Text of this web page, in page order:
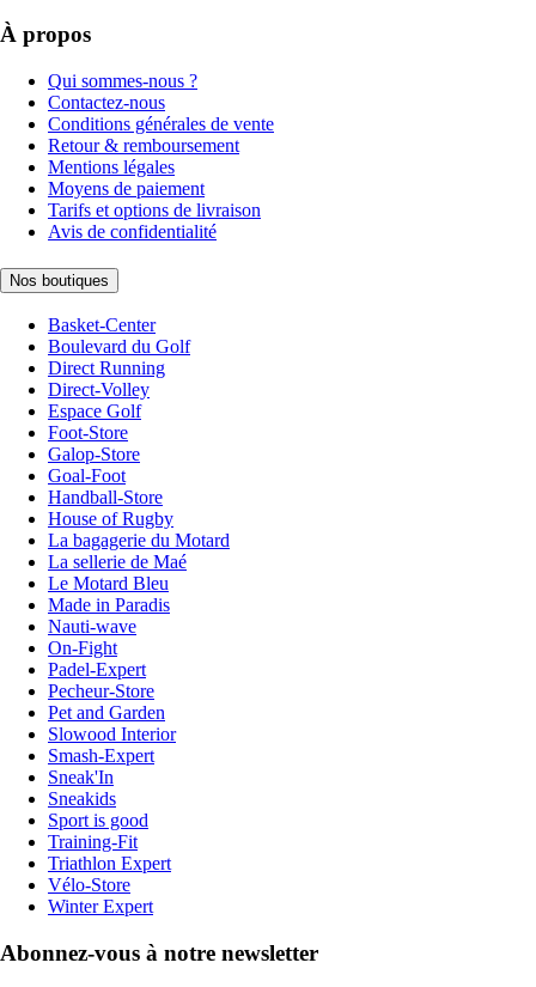
À propos
Qui sommes-nous ?
Contactez-nous
Conditions générales de vente
Retour & remboursement
Mentions légales
Moyens de paiement
Tarifs et options de livraison
Avis de confidentialité
Nos boutiques
Basket-Center
Boulevard du Golf
Direct Running
Direct-Volley
Espace Golf
Foot-Store
Galop-Store
Goal-Foot
Handball-Store
House of Rugby
La bagagerie du Motard
La sellerie de Maé
Le Motard Bleu
Made in Paradis
Nauti-wave
On-Fight
Padel-Expert
Pecheur-Store
Pet and Garden
Slowood Interior
Smash-Expert
Sneak'In
Sneakids
Sport is good
Training-Fit
Triathlon Expert
Vélo-Store
Winter Expert
Abonnez-vous à notre newsletter